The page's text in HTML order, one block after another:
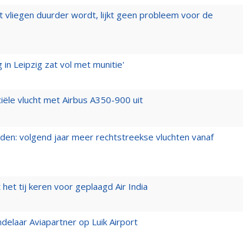
vliegen duurder wordt, lijkt geen probleem voor de
in Leipzig zat vol met munitie'
vlucht met Airbus A350-900 uit
volgend jaar meer rechtstreekse vluchten vanaf
tij keren voor geplaagd Air India
Aviapartner op Luik Airport